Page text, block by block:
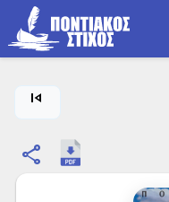
skip_previous
share